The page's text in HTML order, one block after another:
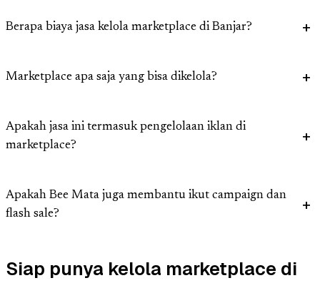
Berapa biaya jasa kelola marketplace di Banjar?
Marketplace apa saja yang bisa dikelola?
Apakah jasa ini termasuk pengelolaan iklan di
marketplace?
Apakah Bee Mata juga membantu ikut campaign dan
flash sale?
Siap punya kelola marketplace di